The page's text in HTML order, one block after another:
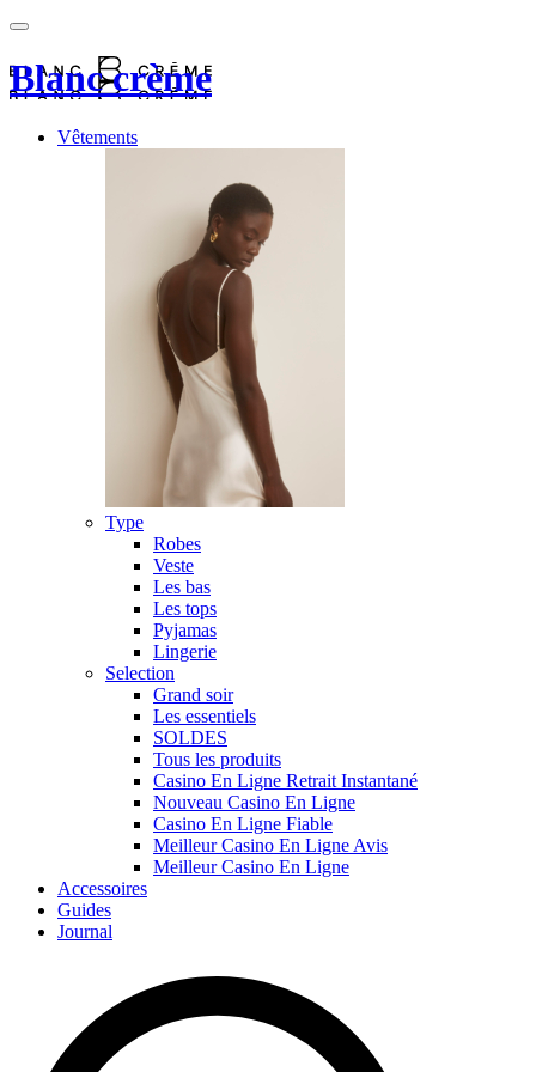
Blanc crème
Vêtements
Type
Robes
Veste
Les bas
Les tops
Pyjamas
Lingerie
Selection
Grand soir
Les essentiels
SOLDES
Tous les produits
Casino En Ligne Retrait Instantané
Nouveau Casino En Ligne
Casino En Ligne Fiable
Meilleur Casino En Ligne Avis
Meilleur Casino En Ligne
Accessoires
Guides
Journal